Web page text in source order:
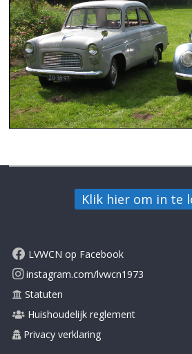
LVWCN op Facebook
instagram.com/lvwcn1973
Statuten
Huishoudelijk reglement
Privacy verklaring